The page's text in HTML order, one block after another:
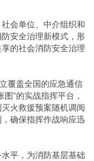
会单位、中介组织和
安全治理新模式，形
的社会消防安全治理
覆盖全国的应急通信
”的实战指挥平台，
火救援预案随机调阅
确保指挥作战响应迅
平，为消防基层基础